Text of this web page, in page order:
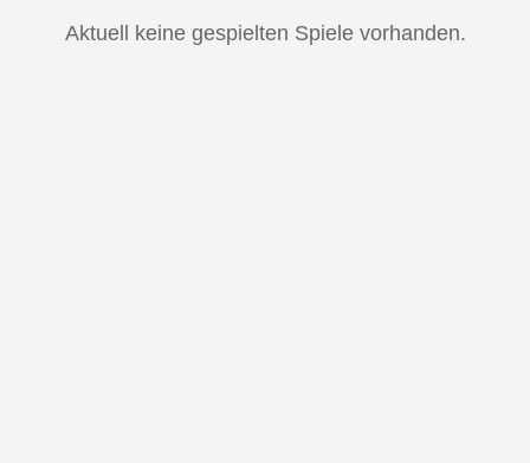
Aktuell keine gespielten Spiele vorhanden.